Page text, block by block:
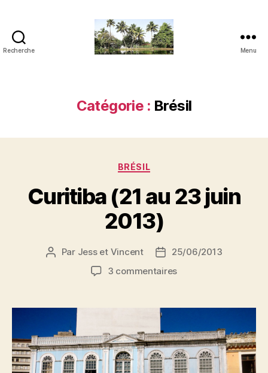
Recherche Menu
Catégorie : Brésil
Catégories
BRÉSIL
Curitiba (21 au 23 juin
2013)
Auteur
Par Jess et Vincent
Date
de
25/06/2013
3 commentairessur
au
juin
2013)